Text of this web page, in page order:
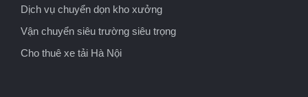
Dịch vụ chuyển dọn kho xưởng
Vận chuyển siêu trường siêu trọng
Cho thuê xe tải Hà Nội